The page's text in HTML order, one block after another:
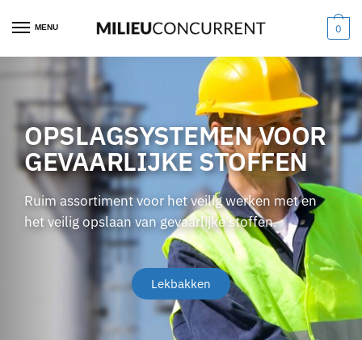
MENU 0
OPSLAGSYSTEMEN VOOR
GEVAARLIJKE STOFFEN
Ruim assortiment voor het veilig werken met en
het veilig opslaan van gevaarlijke stoffen.
Lekbakken